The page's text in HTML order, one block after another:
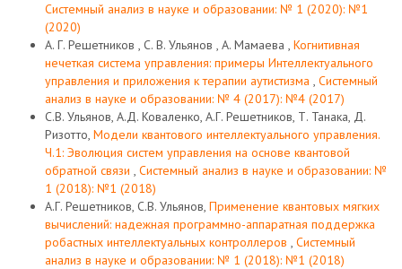
Системный анализ в науке и образовании: № 1 (2020): №1
(2020)
А. Г. Решетников , С. В. Ульянов , А. Мамаева , Когнитивная
нечеткая система управления: примеры Интеллектуального
управления и приложения к терапии аутистизма , Системный
анализ в науке и образовании: № 4 (2017): №4 (2017)
С.В. Ульянов, А.Д. Коваленко, А.Г. Решетников, Т. Танака, Д.
Ризотто, Модели квантового интеллектуального управления.
Ч.1: Эволюция систем управления на основе квантовой
обратной связи , Системный анализ в науке и образовании: №
1 (2018): №1 (2018)
А.Г. Решетников, С.В. Ульянов, Применение квантовых мягких
вычислений: надежная программно-аппаратная поддержка
робастных интеллектуальных контроллеров , Системный
анализ в науке и образовании: № 1 (2018): №1 (2018)